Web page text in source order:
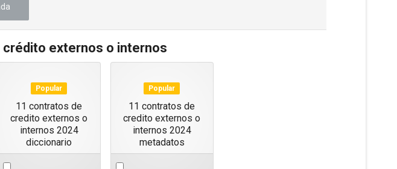
externos o internos
Popular
11 contratos de
credito externos o
internos 2024
diccionario
Select
Popular
11 contratos de
credito externos o
internos 2024
metadatos
Select